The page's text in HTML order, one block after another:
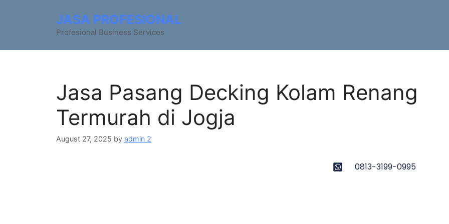
JASA PROFESIONAL
Profesional Business Services
Jasa Pasang Decking Kolam Renang
Termurah di Jogja
August 27, 2025 by admin 2
0813-3199-0995